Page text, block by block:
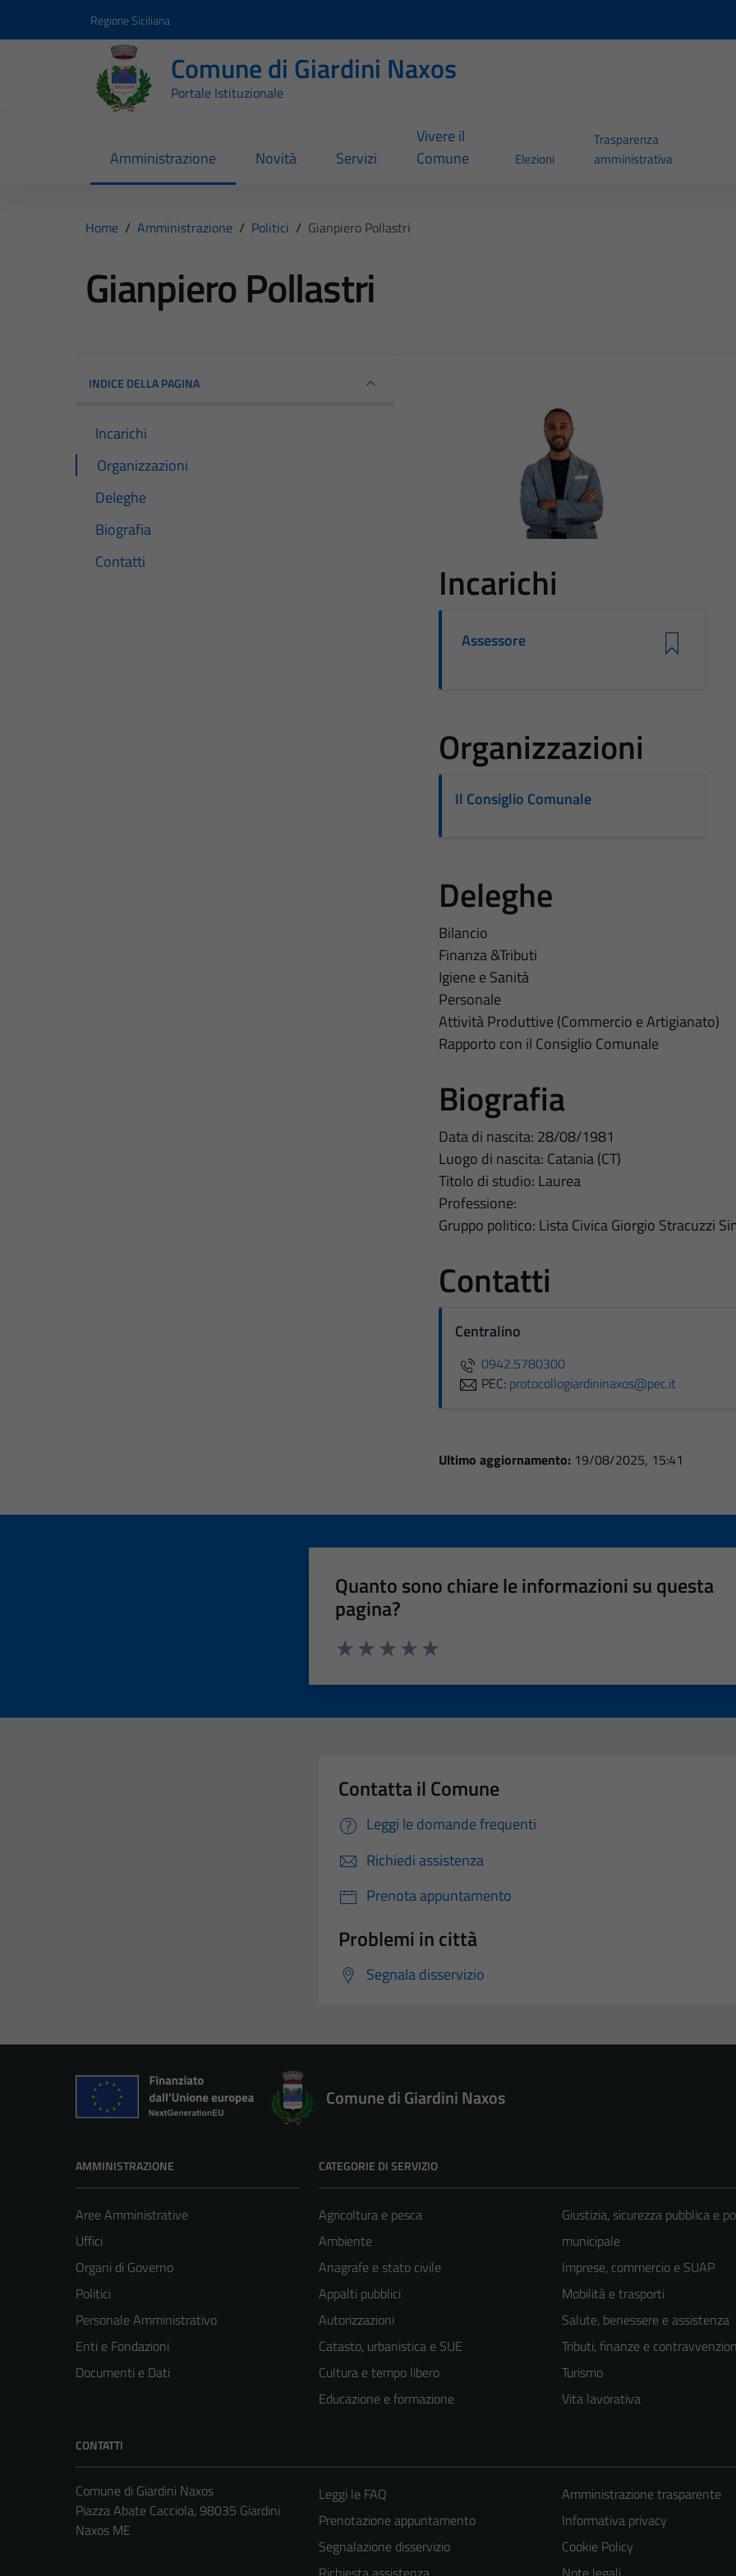
Regione Siciliana
Comune di Giardini Naxos
Portale Istituzionale
Amministrazione Novità Servizi
Vivere il
Comune
Elezioni
Trasparenza
amministrativa
Home / Amministrazione / Politici / Gianpiero Pollastri
Gianpiero Pollastri
INDICE DELLA PAGINA
Incarichi
Organizzazioni
Deleghe
Biografia
Contatti
Incarichi
Assessore
Organizzazioni
Il Consiglio Comunale
Deleghe
Bilancio
Finanza &Tributi
Igiene e Sanità
Personale
Attività Produttive (Commercio e Artigianato)
Rapporto con il Consiglio Comunale
Biografia
Data di nascita: 28/08/1981
Luogo di nascita: Catania (CT)
Titolo di studio: Laurea
Professione:
Gruppo politico: Lista Civica Giorgio Stracuzzi
Contatti
Centralino
0942.5780300
PEC: protocollogiardininaxos@pec.it
Ultimo aggiornamento: 19/08/2025, 15:41
Quanto sono chiare le informazioni su questa
pagina?
Contatta il Comune
Leggi le domande frequenti
Richiedi assistenza
Prenota appuntamento
Problemi in città
Segnala disservizio
Comune di Giardini Naxos
AMMINISTRAZIONE
Aree Amministrative
Uffici
Organi di Governo
Politici
Personale Amministrativo
Enti e Fondazioni
Documenti e Dati
CATEGORIE DI SERVIZIO
Agricoltura e pesca
Ambiente
Anagrafe e stato civile
Appalti pubblici
Autorizzazioni
Catasto, urbanistica e SUE
Cultura e tempo libero
Educazione e formazione
Giustizia, sicurezza pubblica e
municipale
Imprese, commercio e SUAP
Mobilità e trasporti
Salute, benessere e assistenza
Tributi, finanze e
Turismo
Vita lavorativa
CONTATTI
Comune di Giardini Naxos
Piazza Abate Cacciola, 98035 Giardini
Naxos ME
Leggi le FAQ
Prenotazione appuntamento
Segnalazione disservizio
Amministrazione trasparente
Informativa privacy
Cookie Policy